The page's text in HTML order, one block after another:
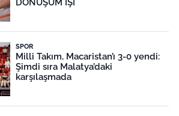
SPOR
Milli Takım, Macaristan’ı 3-0 yendi:
Şimdi sıra Malatya’daki
karşılaşmada